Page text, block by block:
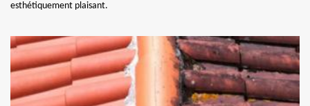
esthétiquement plaisant.